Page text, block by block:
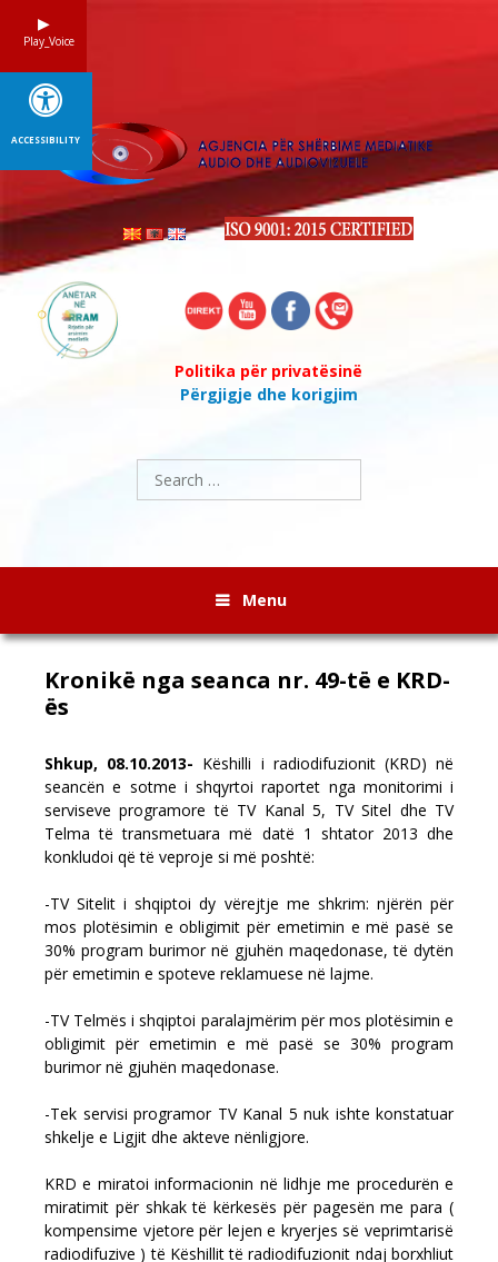
Politika për privatësinë
Përgjigje dhe korigjim
Search
for:
Menu
Kronikë nga seanca nr. 49-të e KRD-
ës
Shkup, 08.10.2013- Këshilli i radiodifuzionit (KRD) në
seancën e sotme i shqyrtoi raportet nga monitorimi i
serviseve programore të TV Kanal 5, TV Sitel dhe TV
Telma të transmetuara më datë 1 shtator 2013 dhe
konkludoi që të veproje si më poshtë:
-TV Sitelit i shqiptoi dy vërejtje me shkrim: njërën për
mos plotësimin e obligimit për emetimin e më pasë se
30% program burimor në gjuhën maqedonase, të dytën
për emetimin e spoteve reklamuese në lajme.
-TV Telmës i shqiptoi paralajmërim për mos plotësimin e
obligimit për emetimin e më pasë se 30% program
burimor në gjuhën maqedonase.
-Tek servisi programor TV Kanal 5 nuk ishte konstatuar
shkelje e Ligjit dhe akteve nënligjore.
KRD e miratoi informacionin në lidhje me procedurën e
miratimit për shkak të kërkesës për pagesën me para (
kompensime vjetore për lejen e kryerjes së veprimtarisë
radiodifuzive ) të Këshillit të radiodifuzionit ndaj borxhliut
Play_Voice
ACCESSIBILITY